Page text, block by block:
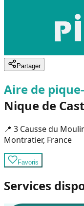
Partager
Aire de
Nique de
📍 3 Causse du
Montratier, France
Favoris
Services